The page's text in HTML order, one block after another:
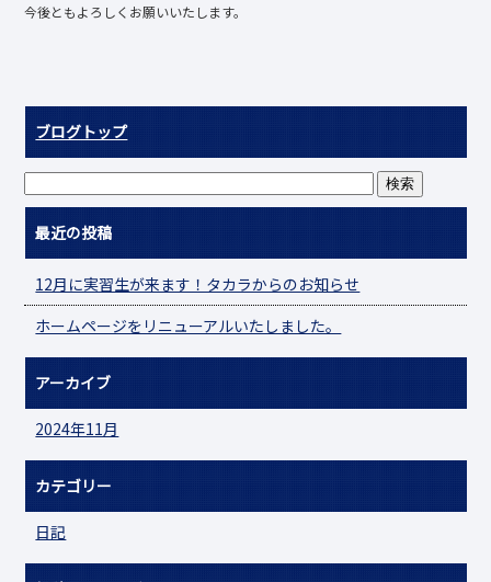
今後ともよろしくお願いいたします。
ブログトップ
最近の投稿
12月に実習生が来ます！タカラからのお知らせ
ホームページをリニューアルいたしました。
アーカイブ
2024年11月
カテゴリー
日記